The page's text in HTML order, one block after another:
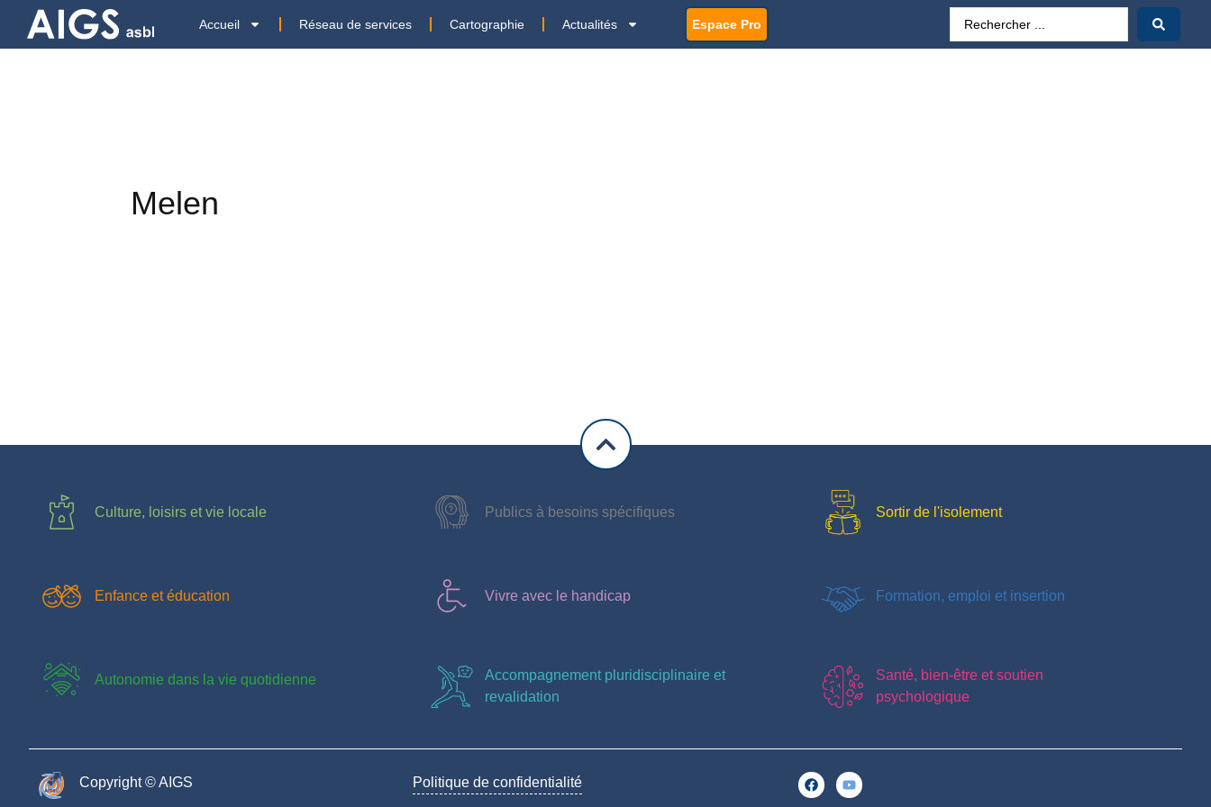
Accueil Réseau de services Cartographie Actualités Espace Pro
Melen
Culture, loisirs et vie locale Publics à besoins spécifiques Sortir de l'isolement
Enfance et éducation Vivre avec le handicap Formation, emploi et insertion
Autonomie dans la vie quotidienne
Accompagnement pluridisciplinaire et
revalidation
Santé, bien-être et soutien
psychologique
Copyright © AIGS​ Politique de confidentialité